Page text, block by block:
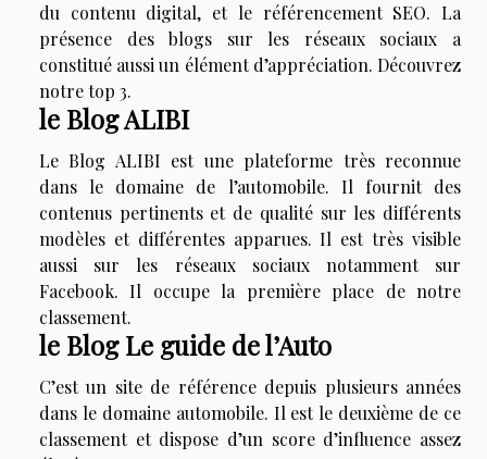
du contenu digital, et le référencement SEO. La
présence des blogs sur les réseaux sociaux a
constitué aussi un élément d’appréciation. Découvrez
notre top 3.
le Blog ALIBI
Le Blog ALIBI est une plateforme très reconnue
dans le domaine de l’automobile. Il fournit des
contenus pertinents et de qualité sur les différents
modèles et différentes apparues. Il est très visible
aussi sur les réseaux sociaux notamment sur
Facebook. Il occupe la première place de notre
classement.
le Blog Le guide de l’Auto
C’est un site de référence depuis plusieurs années
dans le domaine automobile. Il est le deuxième de ce
classement et dispose d’un score d’influence assez